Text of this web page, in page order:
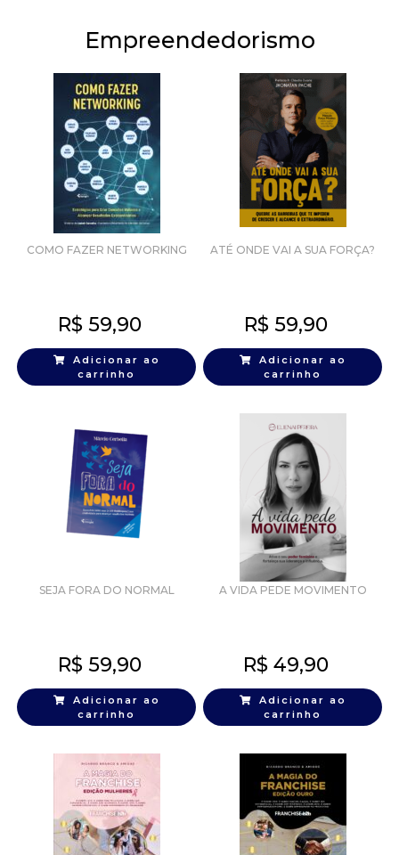
Empreendedorismo
COMO FAZER NETWORKING
R$ 59,90
Adicionar ao
carrinho
ATÉ ONDE VAI A SUA FORÇA?
R$ 59,90
Adicionar ao
carrinho
SEJA FORA DO NORMAL
R$ 59,90
Adicionar ao
carrinho
A VIDA PEDE MOVIMENTO
R$ 49,90
Adicionar ao
carrinho